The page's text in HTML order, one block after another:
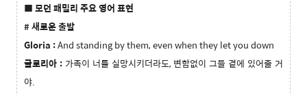
■ 모던 패밀리주요 영어 표현
# 새로운 출발
Gloria :And standing by them, even when they let you down
글로리아 : 가족이 너를 실망시키더라도, 변함없이 그들 곁에 있어줄 거
야.